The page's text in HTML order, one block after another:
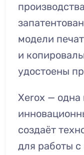
модели
и
удостоены
Xerox — одна
создаёт
для работы